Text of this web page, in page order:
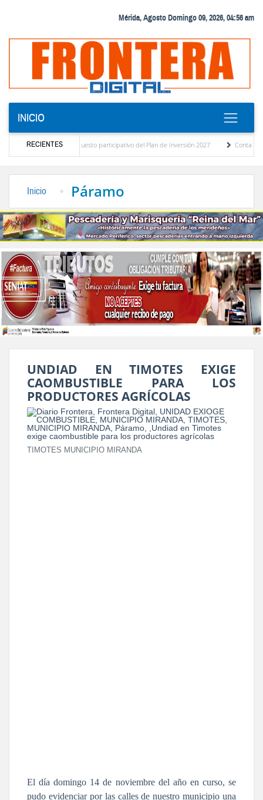
Mérida, Agosto Domingo 09, 2026, 04:56 am
INICIO
RECIENTES
del presupuesto participativo del Plan de Inversión 2027
Inicio Páramo
UNDIAD EN TIMOTES EXIGE
CAOMBUSTIBLE PARA LOS
PRODUCTORES AGRÍCOLAS
TIMOTES MUNICIPIO MIRANDA
El día domingo 14 de noviembre del año en curso, se
pudo evidenciar por las calles de nuestro municipio una